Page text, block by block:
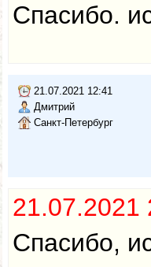
Спасибо.
21.07.2021 12:41
Дмитрий
Санкт-Петербург
Спасибо,